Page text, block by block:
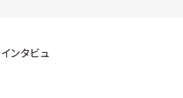
ンタビュ